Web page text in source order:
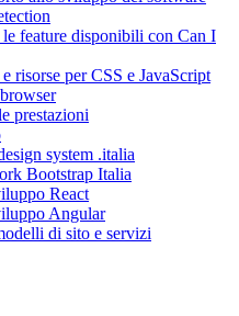
feature disponibili con Can I
risorse per CSS e JavaScript
prestazioni
system .italia
Bootstrap Italia
React
Angular
di sito e servizi